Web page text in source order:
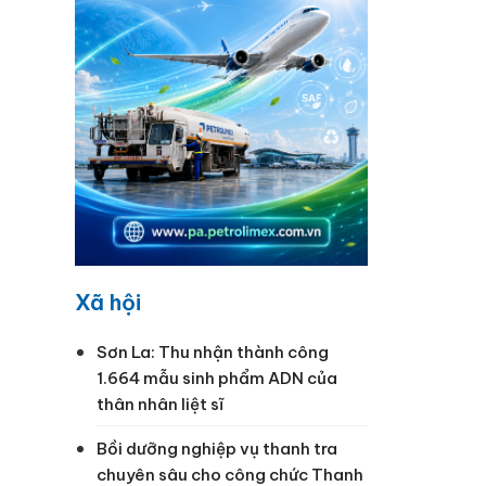
Xã hội
Sơn La: Thu nhận thành công
1.664 mẫu sinh phẩm ADN của
thân nhân liệt sĩ
Bồi dưỡng nghiệp vụ thanh tra
chuyên sâu cho công chức Thanh